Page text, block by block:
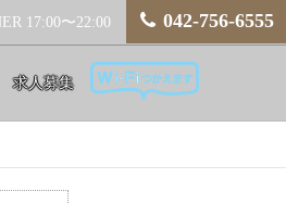
17:00〜22:00 042-756-6555
求人募集